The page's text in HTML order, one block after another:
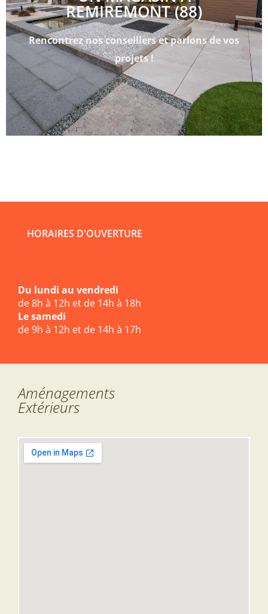
REMIREMONT (88)
Rencontrez nos conseillers et parlons de vos
projets !
HORAIRES D'OUVERTURE
Du lundi au vendredi
de 8h à 12h et de 14h à 18h
Le samedi
de 9h à 12h et de 14h à 17h
Aménagements
Extérieurs